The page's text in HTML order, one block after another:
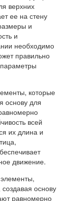
которые
основу для
всей
их длина и
движение.